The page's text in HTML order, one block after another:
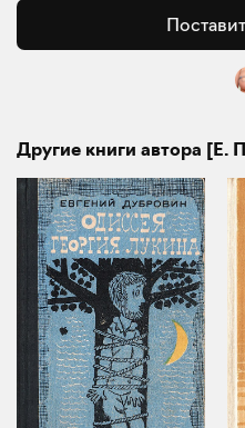
Другие книги автора [Е.